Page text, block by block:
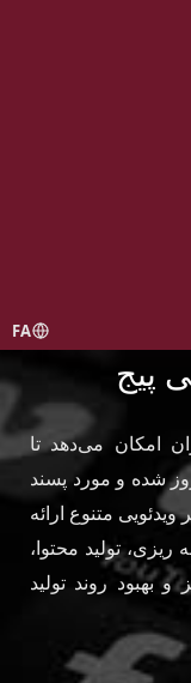
FA
پیج
امکان می‌دهد تا
شده و مورد پسند
متنوع ارائه
تولید محتوا،
و بهبود روند تولید